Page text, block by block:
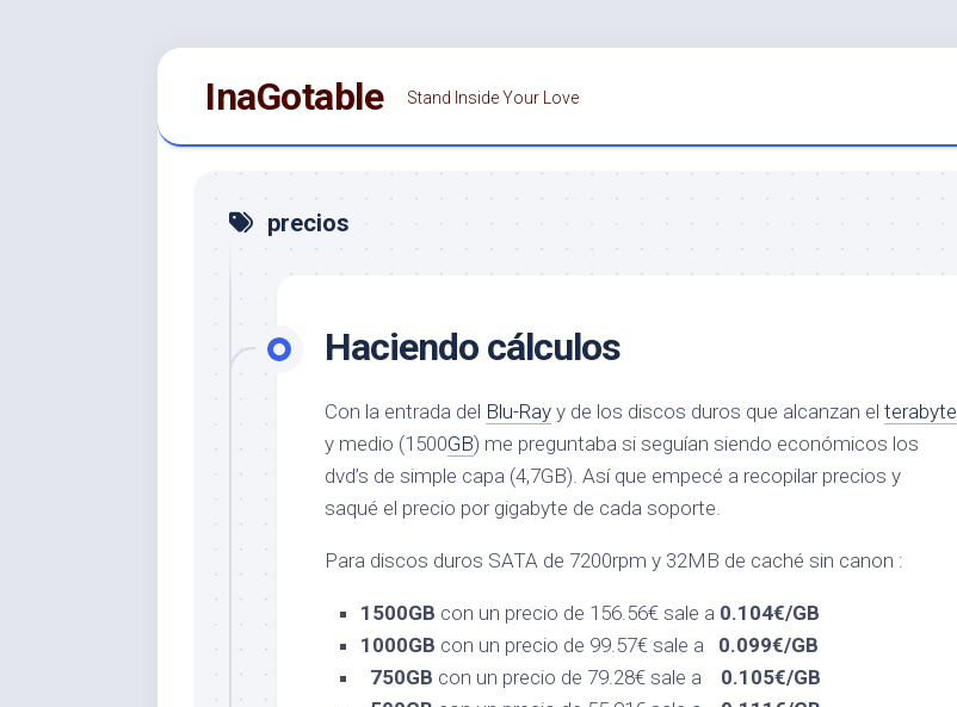
InaGotable Stand Inside Your Love
precios
Haciendo cálculos
Con la entrada del Blu-Ray y de los discos duros que alcanzan el terabyte
y medio (1500GB) me preguntaba si seguían siendo económicos los
dvd’s de simple capa (4,7GB). Así que empecé a recopilar precios y
saqué el precio por gigabyte de cada soporte.
Para discos duros SATA de 7200rpm y 32MB de caché sin canon :
1500GB con un precio de 156.56€ sale a 0.104€/GB
1000GB con un precio de 99.57€ sale a
0.099€/GB
750GB con un precio de 79.28€ sale a
0.105€/GB